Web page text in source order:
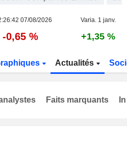
07/08/2026 Varia. 1 janv.
-0,65 % +1,35 %
Actualités
Faits marquants